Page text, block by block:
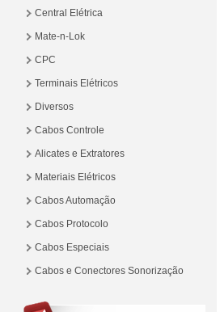
Central Elétrica
Mate-n-Lok
CPC
Terminais Elétricos
Diversos
Cabos Controle
Alicates e Extratores
Materiais Elétricos
Cabos Automação
Cabos Protocolo
Cabos Especiais
Cabos e Conectores Sonorização